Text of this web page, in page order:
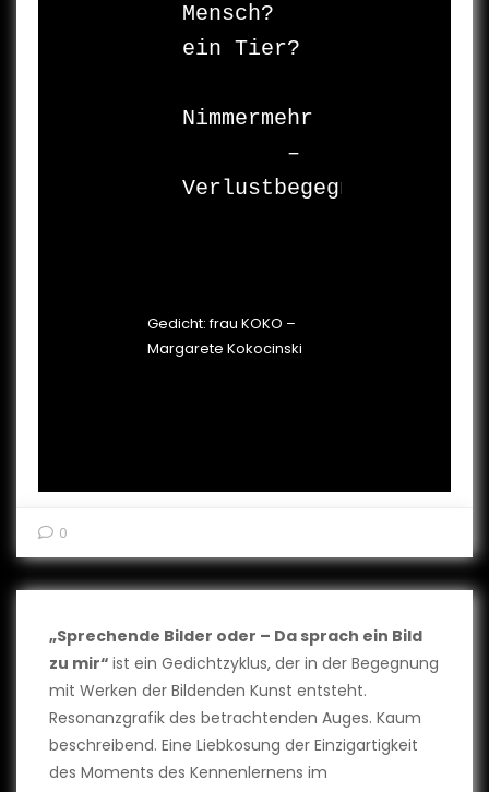
Mensch?
ein Tier?
Nimmermehr
Verlustbegegnung.
Gedicht: frau KOKO –
Margarete Kokocinski
0
„Sprechende Bilder oder – Da sprach ein Bild
zu mir“ ist ein Gedichtzyklus, der in der Begegnung
mit Werken der Bildenden Kunst entsteht.
Resonanzgrafik des betrachtenden Auges. Kaum
beschreibend. Eine Liebkosung der Einzigartigkeit
des Moments des Kennenlernens im